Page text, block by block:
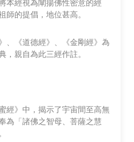
本經視為闡揚佛性密意的經
師的提倡，地位甚高。
、《道德經》、《金剛經》為
，親自為此三經作註。
經》中，揭示了宇宙間至高無
為「諸佛之智母、菩薩之慧